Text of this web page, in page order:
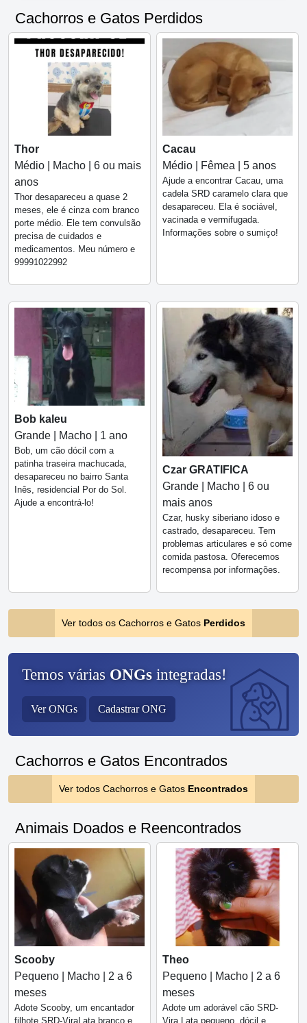
Cachorros e Gatos Perdidos
Thor
Médio | Macho | 6 ou mais
anos
Thor desapareceu a quase 2
meses, ele é cinza com branco
porte médio. Ele tem convulsão
precisa de cuidados e
medicamentos. Meu número e
99991022992
Cacau
Médio | Fêmea | 5 anos
Ajude a encontrar Cacau, uma
cadela SRD caramelo clara que
desapareceu. Ela é sociável,
vacinada e vermifugada.
Informações sobre o sumiço!
Bob kaleu
Grande | Macho | 1 ano
Bob, um cão dócil com a
patinha traseira machucada,
desapareceu no bairro Santa
Inês, residencial Por do Sol.
Ajude a encontrá-lo!
Czar GRATIFICA
Grande | Macho | 6 ou
mais anos
Czar, husky siberiano idoso e
castrado, desapareceu. Tem
problemas articulares e só come
comida pastosa. Oferecemos
recompensa por informações.
Ver todos os Cachorros e Gatos Perdidos
Temos várias ONGs integradas!
Ver ONGs Cadastrar ONG
Cachorros e Gatos Encontrados
Ver todos Cachorros e Gatos Encontrados
Animais Doados e Reencontrados
Scooby
Pequeno | Macho | 2 a 6
meses
Adote Scooby, um encantador
filhote SRD-ViraLata branco e
Theo
Pequeno | Macho | 2 a 6
meses
Adote um adorável cão SRD-
Vira Lata pequeno, dócil e